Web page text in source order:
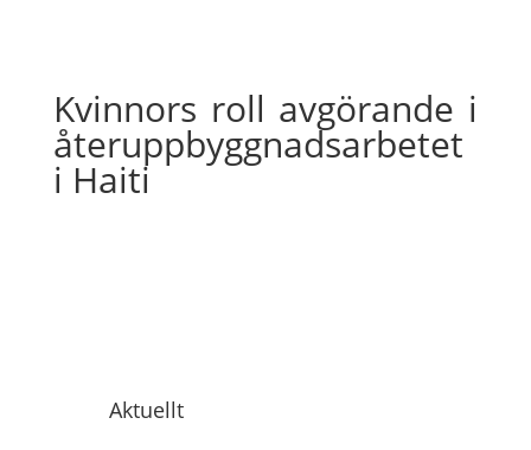
Kvinnors roll avgörande i
återuppbyggnadsarbetet
i Haiti
Aktuellt